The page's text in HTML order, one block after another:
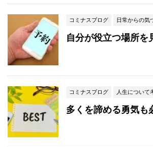
コミナスブログ 日常からの気
自分が役立つ場所を
コミナスブログ 人生について
多くを諦める勇気も